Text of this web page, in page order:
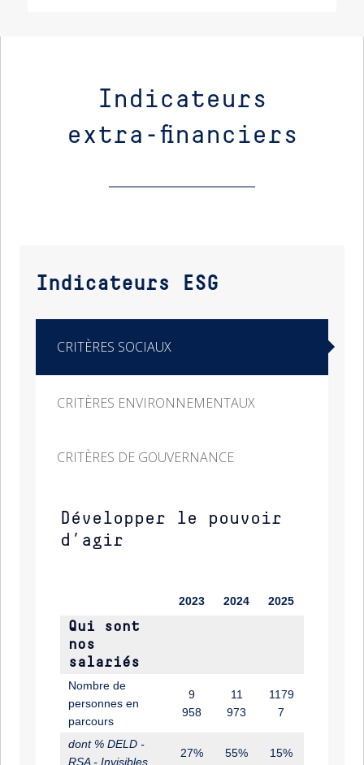
Indicateurs
extra-financiers
Indicateurs ESG
CRITÈRES SOCIAUX
CRITÈRES ENVIRONNEMENTAUX
CRITÈRES DE GOUVERNANCE
Développer le pouvoir
d’agir
2023 2024 2025
Qui sont
nos
salariés
Nombre de
personnes en
parcours
9
958
11
973
1179
7
dont % DELD -
RSA - Invisibles
27% 55% 15%